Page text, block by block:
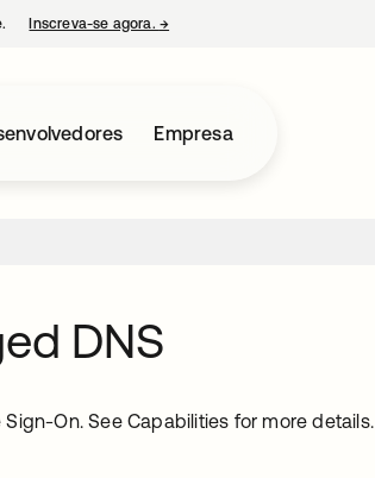
Inscreva-se agora. →
Empresa
DNS
On. See Capabilities for more details.